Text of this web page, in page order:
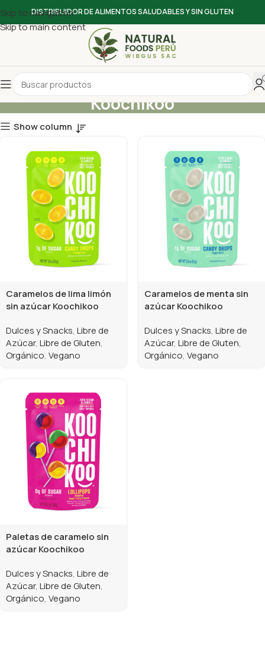
Skip to navigation
Skip to main content
DISTRIBUIDOR DE ALIMENTOS SALUDABLES Y SIN GLUTEN
Koochikoo
Show column
Caramelos de lima limón
sin azúcar Koochikoo
Dulces y Snacks, Libre de
Azúcar, Libre de Gluten,
Orgánico, Vegano
Caramelos de menta sin
azúcar Koochikoo
Dulces y Snacks, Libre de
Azúcar, Libre de Gluten,
Orgánico, Vegano
Paletas de caramelo sin
azúcar Koochikoo
Dulces y Snacks, Libre de
Azúcar, Libre de Gluten,
Orgánico, Vegano